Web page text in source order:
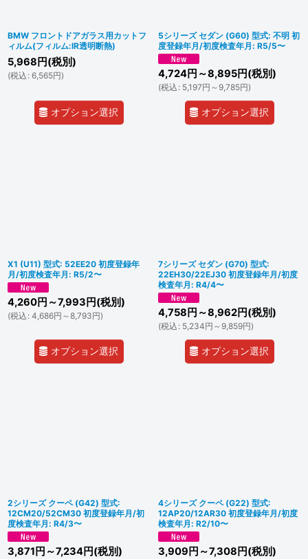
BMW フロントドアガラス用カットフ
ィルム(フィルム:IR透明断熱)
5,968 円(税別)
(税込 : 6,565円)
オプション選択
5シリーズ セダン (G60) 型式: 不明 初
度登録年月/初度検査年月: R5/5〜
4,724円 ～8,895円(税別)
(税込 : 5,197円 ～9,785円)
オプション選択
X1 (U11) 型式: 52EE20 初度登録年
月/初度検査年月: R5/2〜
4,260円 ～7,993 円(税別)
(税込 : 4,686円 ～8,793円)
オプション選択
7シリーズ セダン (G70) 型式:
22EH30/22EJ30 初度登録年月/初度
検査年月: R4/4〜
4,758 円 ～8,962円(税別)
(税込 : 5,234円 ～9,859円)
オプション選択
2シリーズ クーペ (G42) 型式:
12CM20/52CM30 初度登録年月/初
度検査年月: R4/3〜
3,871 円 ～7,234円(税別)
4シリーズ クーペ (G22) 型式:
12AP20/12AR30 初度登録年月/初度
検査年月: R2/10〜
3,909 円 ～7,308 円(税別)